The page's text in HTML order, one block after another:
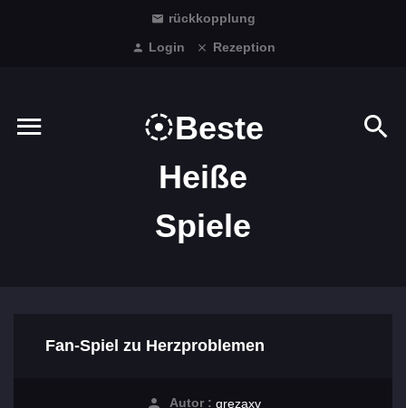
rückkopplung
Login
Rezeption
Beste
Heiße
Spiele
Fan-Spiel zu Herzproblemen
Autor : grezaxv